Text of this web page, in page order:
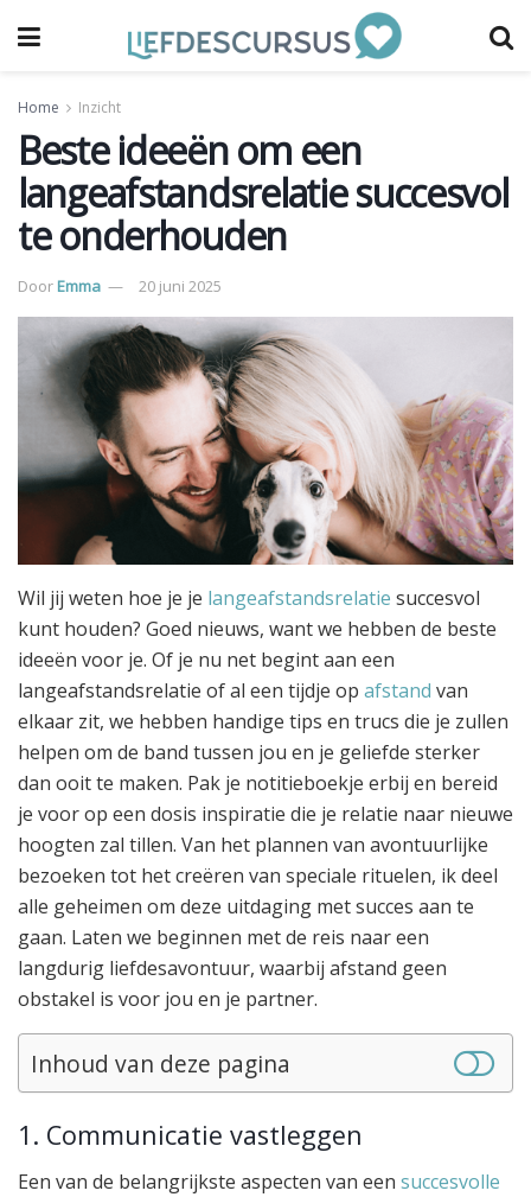
Home Inzicht
Beste ideeën om een
langeafstandsrelatie succesvol
te onderhouden
DoorEmma 20 juni 2025
Wil jij weten hoe je je langeafstandsrelatie succesvol
kunt houden? Goed nieuws, want we hebben de beste
ideeën voor je. Of je nu net begint aan een
langeafstandsrelatie of al een tijdje op afstand van
elkaar zit, we hebben handige tips en trucs die je zullen
helpen om de band tussen jou en je geliefde sterker
dan ooit te maken. Pak je notitieboekje erbij en bereid
je voor op een dosis inspiratie die je relatie naar nieuwe
hoogten zal tillen. Van het plannen van avontuurlijke
bezoeken tot het creëren van speciale rituelen, ik deel
alle geheimen om deze uitdaging met succes aan te
gaan. Laten we beginnen met de reis naar een
langdurig liefdesavontuur, waarbij afstand geen
obstakel is voor jou en je partner.
Inhoud van deze pagina
1. Communicatie vastleggen
Een van de belangrijkste aspecten van een succesvolle